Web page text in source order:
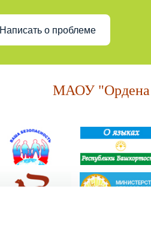
Написать о проблеме
МАОУ "Ордена